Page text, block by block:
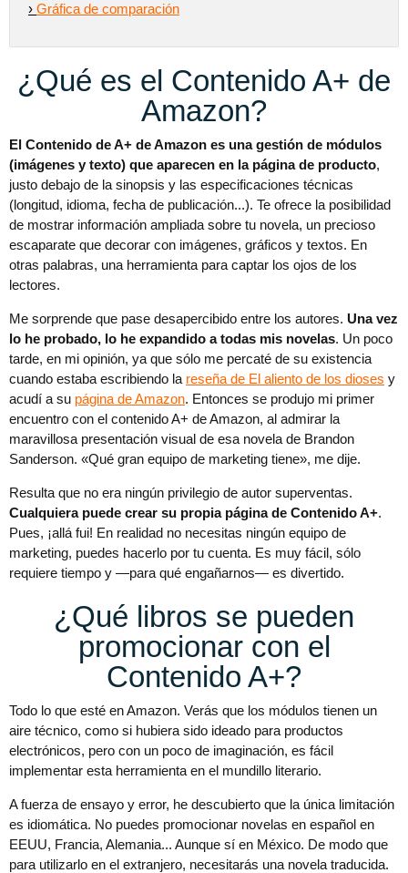
› Gráfica de comparación
¿Qué es el Contenido A+ de
Amazon?
El Contenido de A+ de Amazon es una gestión de módulos
(imágenes y texto) que aparecen en la página de producto,
justo debajo de la sinopsis y las especificaciones técnicas
(longitud, idioma, fecha de publicación...). Te ofrece la posibilidad
de mostrar información ampliada sobre tu novela, un precioso
escaparate que decorar con imágenes, gráficos y textos. En
otras palabras, una herramienta para captar los ojos de los
lectores.
Me sorprende que pase desapercibido entre los autores. Una vez
lo he probado, lo he expandido a todas mis novelas. Un poco
tarde, en mi opinión, ya que sólo me percaté de su existencia
cuando estaba escribiendo la reseña de El aliento de los dioses y
acudí a su página de Amazon. Entonces se produjo mi primer
encuentro con el contenido A+ de Amazon, al admirar la
maravillosa presentación visual de esa novela de Brandon
Sanderson. «Qué gran equipo de marketing tiene», me dije.
Resulta que no era ningún privilegio de autor superventas.
Cualquiera puede crear su propia página de Contenido A+.
Pues, ¡allá fui! En realidad no necesitas ningún equipo de
marketing, puedes hacerlo por tu cuenta. Es muy fácil, sólo
requiere tiempo y —para qué engañarnos— es divertido.
¿Qué libros se pueden
promocionar con el
Contenido A+?
Todo lo que esté en Amazon. Verás que los módulos tienen un
aire técnico, como si hubiera sido ideado para productos
electrónicos, pero con un poco de imaginación, es fácil
implementar esta herramienta en el mundillo literario.
A fuerza de ensayo y error, he descubierto que la única limitación
es idiomática. No puedes promocionar novelas en español en
EEUU, Francia, Alemania... Aunque sí en México. De modo que
para utilizarlo en el extranjero, necesitarás una novela traducida.